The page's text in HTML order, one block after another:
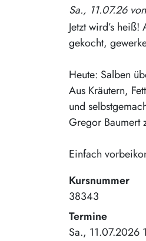
Sa., 11.07.26
Jetzt wird’s
gekocht,
Heute: Salben
Aus Kräutern,
und
Gregor Baumert
Einfach
Kursnummer
38343
Termine
Sa., 11.07.2026